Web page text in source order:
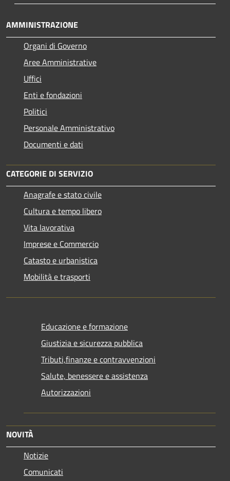
AMMINISTRAZIONE
Organi di Governo
Aree Amministrative
Uffici
Enti e fondazioni
Politici
Personale Amministrativo
Documenti e dati
CATEGORIE DI SERVIZIO
Anagrafe e stato civile
Cultura e tempo libero
Vita lavorativa
Imprese e Commercio
Catasto e urbanistica
Mobilità e trasporti
Educazione e formazione
Giustizia e sicurezza pubblica
Tributi,finanze e contravvenzioni
Salute, benessere e assistenza
Autorizzazioni
NOVITÀ
Notizie
Comunicati